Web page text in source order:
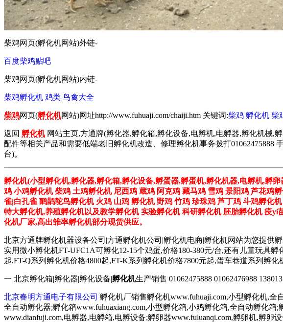
柴鸡网页(孵化机网站)外链-
百度柴鸡贴吧
柴鸡网页(孵化机网站)内链-
柴鸡孵化机 鸡类 鸟禽大全
柴鸡网页(孵化机网站)网址http://www.fuhuaji.com/chaiji.htm 关键词:柴鸡 孵化机 柴
返回 孵化机网站主页,方通牌(孵化器,孵化箱,孵化设备,电孵机,电孵器,孵化机械,
配件等相关产品和需要低端老旧孵化机改造、修理孵化机事务拨打01062475888
台)。
孵化机(小型孵化机,孵化器,孵化箱,孵化设备,孵蛋器,孵蛋机,孵化机器,电孵机,孵
鸡 小鸡孵化机 柴鸡 土鸡孵化机 尼西鸡 蔵鸡 阿克鸡 藏马鸡 雪鸡 景阳鸡 芦花鸡
雀|白孔雀 鸸鹋鸵鸟孵化机 火鸡 山鸡 孵化机 野鸡 竹鸡 珍珠鸡 芦丁鸡 斗鸡孵化
特大孵化机,养殖孵化机以及教学孵化机 实验孵化机 科研孵化机 胚胎孵化机 疫
化机厂家,高出雏率孵化机部分现货供应。
北京方通牌孵化机器设备公司|方通孵化机公司|孵化机电商|孵化机网站为您提
实用微小孵化机FT-UFC1A可孵化12-15个鸡蛋,价格180-380元/台,还有儿童玩具
起,FT-Q系列孵化机价格4800起,FT-K系列孵化机价格7800元起,蛋车巷道系列孵
一 北京孵化箱|孵化器|孵化设备|孵化机生产销售 01062475888 01062476988
北京春明方通电子有限公司 孵化机厂销售孵化机www.fuhuaji.com,小型孵化机,
全自动孵化器;孵化箱www.fuhuaxiang.com,小型孵化箱,小鸡孵化箱,全自动孵化
www.dianfuji.com,电孵器,电孵箱,电孵设备;孵卵器www.fuluanqi.com,孵卵机,孵